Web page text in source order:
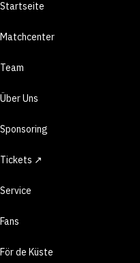
Startseite
Matchcenter
Team
Über Uns
Sponsoring
Tickets ↗
Service
Fans
För de Küste